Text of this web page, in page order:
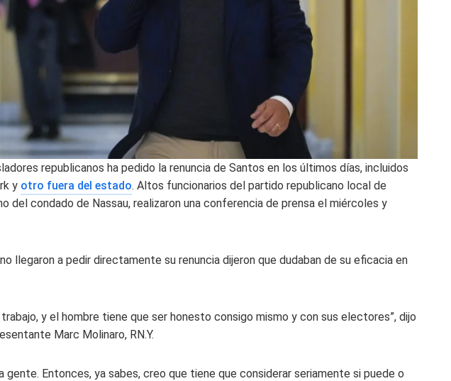
republicanos ha pedido la renuncia de Santos en los últimos días, incluidos
y otro fuera del estado. Altos funcionarios del partido republicano local de
del condado de Nassau, realizaron una conferencia de prensa el miércoles y
llegaron a pedir directamente su renuncia dijeron que dudaban de su eficacia en
y el hombre tiene que ser honesto consigo mismo y con sus electores”, dijo
Marc Molinaro, RN.Y.
gente. Entonces, ya sabes, creo que tiene que considerar seriamente si puede o